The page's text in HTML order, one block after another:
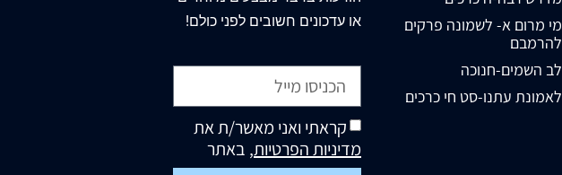
מי מרום א- לשמונה פרקים
להרמבם
לב השמים-חנוכה
לאמונת עתנו-סט חי כרכים
או עדכונים חשובים לפני כולם!
קראתי ואני מאשר/ת את
מדיניות הפרטיות, באתר